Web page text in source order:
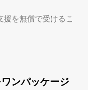
援を無償で受けるこ
ンパッケージ